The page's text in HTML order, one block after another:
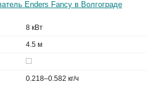
8 кВт
4.5 м
0.218–0.582 кг/ч